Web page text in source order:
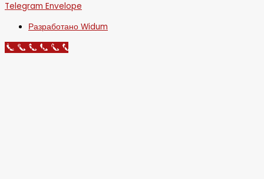
Telegram Envelope
Разработано Widum
Call Now Button